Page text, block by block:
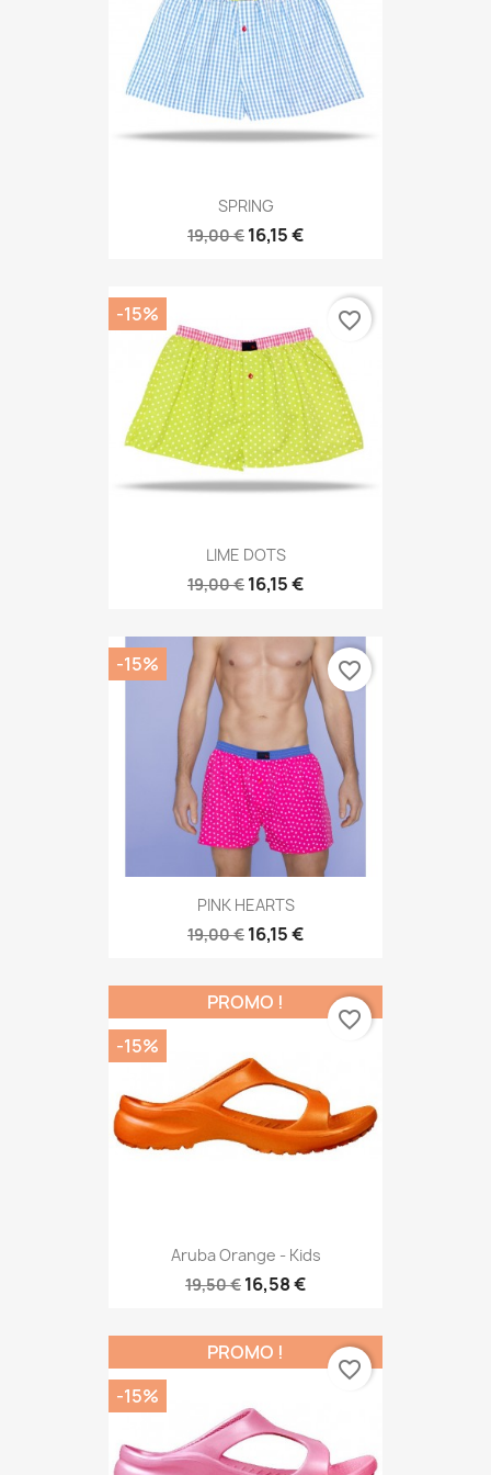
SPRING
19,00 € 16,15 €
LIME DOTS
19,00 € 16,15 €
-15% favorite_border
PINK HEARTS
19,00 € 16,15 €
-15% favorite_border
Aruba Orange - Kids
19,50 € 16,58 €
PROMO !
-15%
favorite_border
PROMO !
-15%
favorite_border